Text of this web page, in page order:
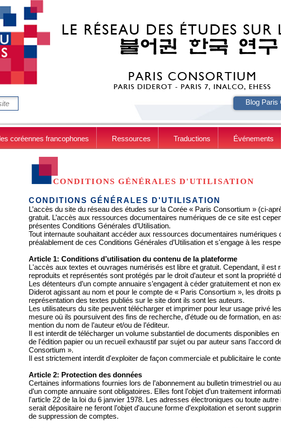
RECHERCHE Blog Paris
coréennes francophones Ressources Traductions Événements
CONDITIONS GÉNÉRALES D'UTILISATION
CONDITIONS GÉNÉRALES D'UTILISATION
L’accès du site du réseau des études sur la Corée « Paris Consortium » (ci-
gratuit. L’accès aux ressources documentaires numériques de ce site est
présentes Conditions Générales d’Utilisation.
Tout internaute souhaitant accéder aux ressources documentaires
préalablement de ces Conditions Générales d’Utilisation et s'engage à les
Article 1: Conditions d’utilisation du contenu de la plateforme
L'accès aux textes et ouvrages numérisés est libre et gratuit. Cependant, il est
reproduits et représentés sont protégés par le droit d’auteur et sont la propriété
Les détenteurs d’un compte annuaire s’engagent à céder gratuitement et non
Diderot agissant au nom et pour le compte de « Paris Consortium », les droits
représentation des textes publiés sur le site dont ils sont les auteurs.
Les utilisateurs du site peuvent télécharger et imprimer pour leur usage privé
mesure où ils poursuivent des fins de recherche, d'étude ou de formation, en
mention du nom de l’auteur et/ou de l’éditeur.
Il est interdit de télécharger un volume substantiel de documents disponibles
de l'édition papier ou un recueil exhaustif par sujet ou par auteur sans l’accord
Consortium ».
Il est strictement interdit d'exploiter de façon commerciale et publicitaire le
Article 2: Protection des données
Certaines informations fournies lors de l’abonnement au bulletin trimestriel ou
d’un compte annuaire sont obligatoires. Elles font l’objet d’un traitement
l'article 22 de la loi du 6 janvier 1978. Les adresses électroniques ou toute
serait dépositaire ne feront l’objet d'aucune forme d’exploitation et seront
de suppression de comptes.